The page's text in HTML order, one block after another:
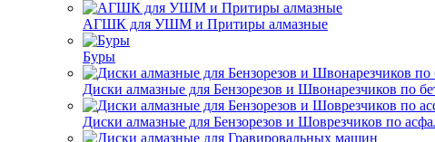
АГШК для УШМ и Притиры алмазные
Буры
Диски алмазные для Бензорезов и Швонарезчиков по
Диски алмазные для Бензорезов и Шоврезчиков по